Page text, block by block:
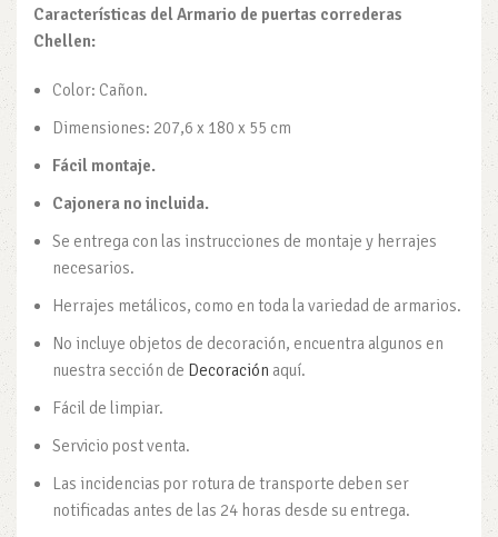
Características del Armario de puertas correderas
Chellen:
Color: Cañon.
Dimensiones: 207,6 x 180 x 55 cm
Fácil montaje.
Cajonera no incluida.
Se entrega con las instrucciones de montaje y herrajes
necesarios.
Herrajes metálicos, como en toda la variedad de armarios.
No incluye objetos de decoración, encuentra algunos en
nuestra sección de Decoración aquí.
Fácil de limpiar.
Servicio post venta.
Las incidencias por rotura de transporte deben ser
notificadas antes de las 24 horas desde su entrega.